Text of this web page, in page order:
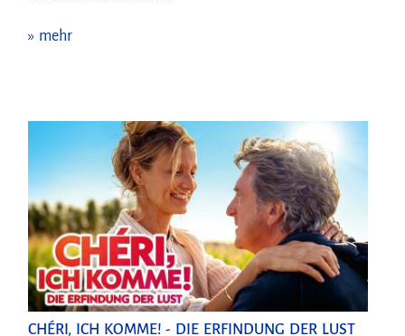
» mehr
CHÉRI, ICH KOMME! - DIE ERFINDUNG DER LUST